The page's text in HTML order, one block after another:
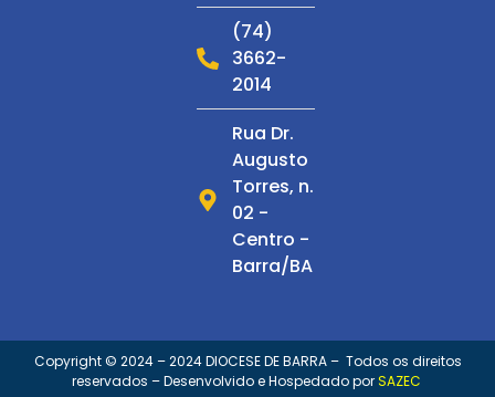
Notícias
Espiritualidade
Multimídia
Espiritualidade
S. Francisco
(74)
3662-
2014
Rua Dr.
Augusto
Torres, n.
02 -
Centro -
Barra/BA
Copyright © 2024 – 2024 DIOCESE DE BARRA – Todos os direitos
reservados – Desenvolvido e Hospedado porSAZEC